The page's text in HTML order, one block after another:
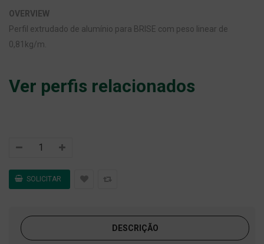
OVERVIEW
Perfil extrudado de alumínio para BRISE com peso linear de
0,81kg/m.
Ver perfis relacionados
DESCRIÇÃO